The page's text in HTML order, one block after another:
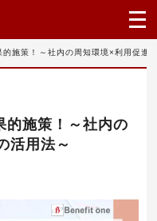
施策！～社内の周知環境×利用促進
的施策！～社内の
活用法～